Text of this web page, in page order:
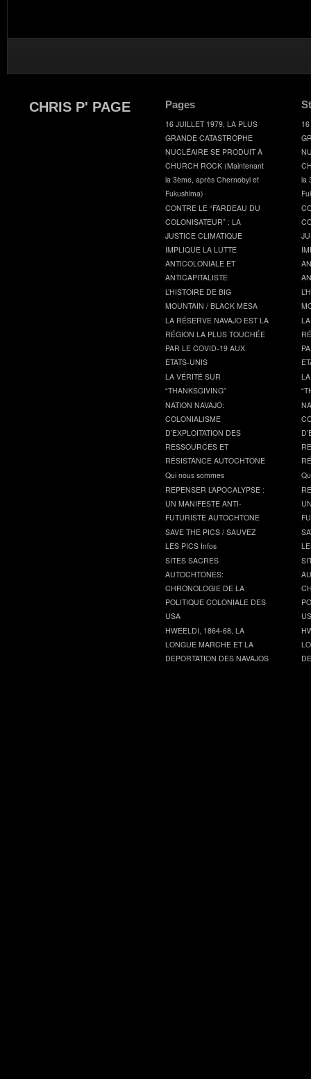
CHRIS P' PAGE Pages
16 JUILLET 1979, LA PLUS
GRANDE CATASTROPHE
NUCLÉAIRE SE PRODUIT À
CHURCH ROCK (Maintenant
la 3ème, après Chernobyl et
Fukushima)
CONTRE LE “FARDEAU DU
COLONISATEUR” : LA
JUSTICE CLIMATIQUE
IMPLIQUE LA LUTTE
ANTICOLONIALE ET
ANTICAPITALISTE
L’HISTOIRE DE BIG
MOUNTAIN / BLACK MESA
LA RÉSERVE NAVAJO EST LA
RÉGION LA PLUS TOUCHÉE
PAR LE COVID-19 AUX
ETATS-UNIS
LA VÉRITÉ SUR
“THANKSGIVING”
NATION NAVAJO:
COLONIALISME
D’EXPLOITATION DES
RESSOURCES ET
RÉSISTANCE AUTOCHTONE
Qui nous sommes
REPENSER L’APOCALYPSE :
UN MANIFESTE ANTI-
FUTURISTE AUTOCHTONE
SAVE THE PICS / SAUVEZ
LES PICS Infos
SITES SACRES
AUTOCHTONES:
CHRONOLOGIE DE LA
POLITIQUE COLONIALE DES
USA
HWEELDI, 1864-68, LA
LONGUE MARCHE ET LA
DEPORTATION DES NAVAJOS
la